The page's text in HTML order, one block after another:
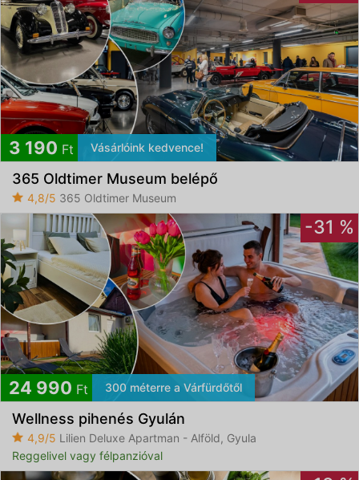
3 190 Ft Vásárlóink kedvence!
365 Oldtimer Museum belépő
4,8/5 365 Oldtimer Museum
-31 %
24 990 Ft 300 méterre a Várfürdőtől
Wellness pihenés Gyulán
4,9/5 Lilien Deluxe Apartman - Alföld, Gyula
Reggelivel vagy félpanzióval